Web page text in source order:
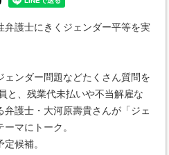
弁護士にきくジェンダー平等を実
ェンダー問題などたくさん質問を
と、残業代未払いや不当解雇な
護士・大河原壽貴さんが「ジェ
マにトーク。
候補。